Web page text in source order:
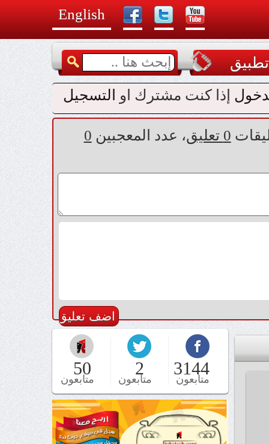
English
إذا كنت مشترك او التسجيل
0 تعليق ، عدد المعجبين 0
50
متابعون
2
متابعون
3144
متابعون